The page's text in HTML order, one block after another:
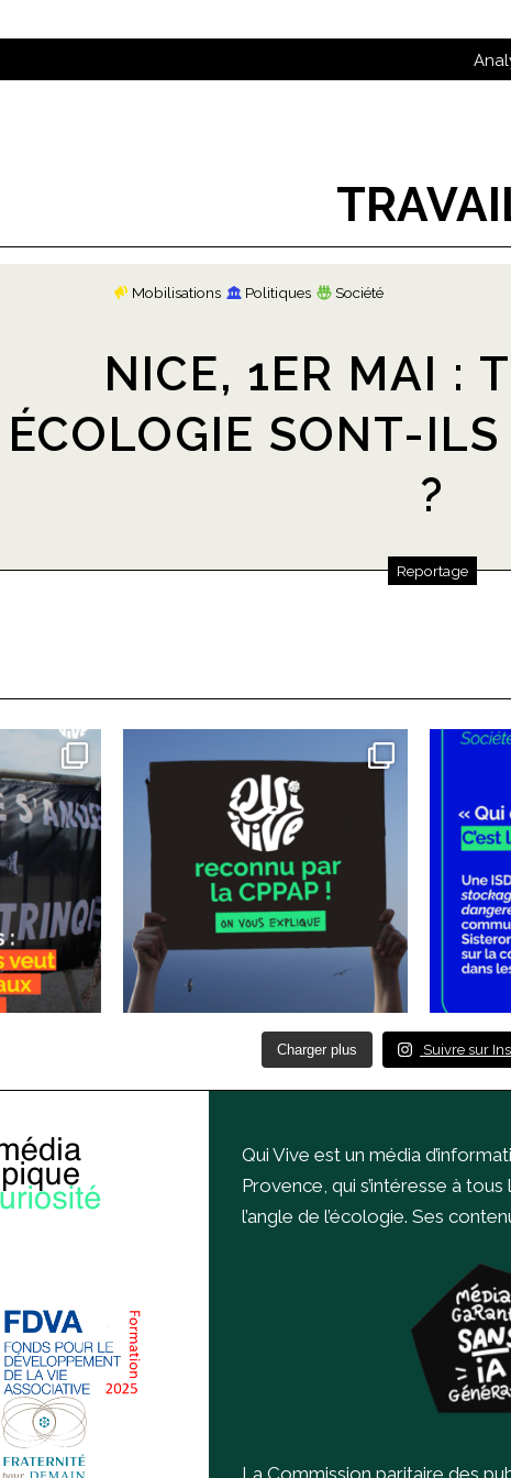
Mobilisations Politiques Société
NICE, 1ER MAI :
ÉCOLOGIE SONT-
?
Reportage
Charger plus Suivre sur
Qui Vive est un média
Provence, qui s’intéresse à
l’angle de l’écologie. Ses